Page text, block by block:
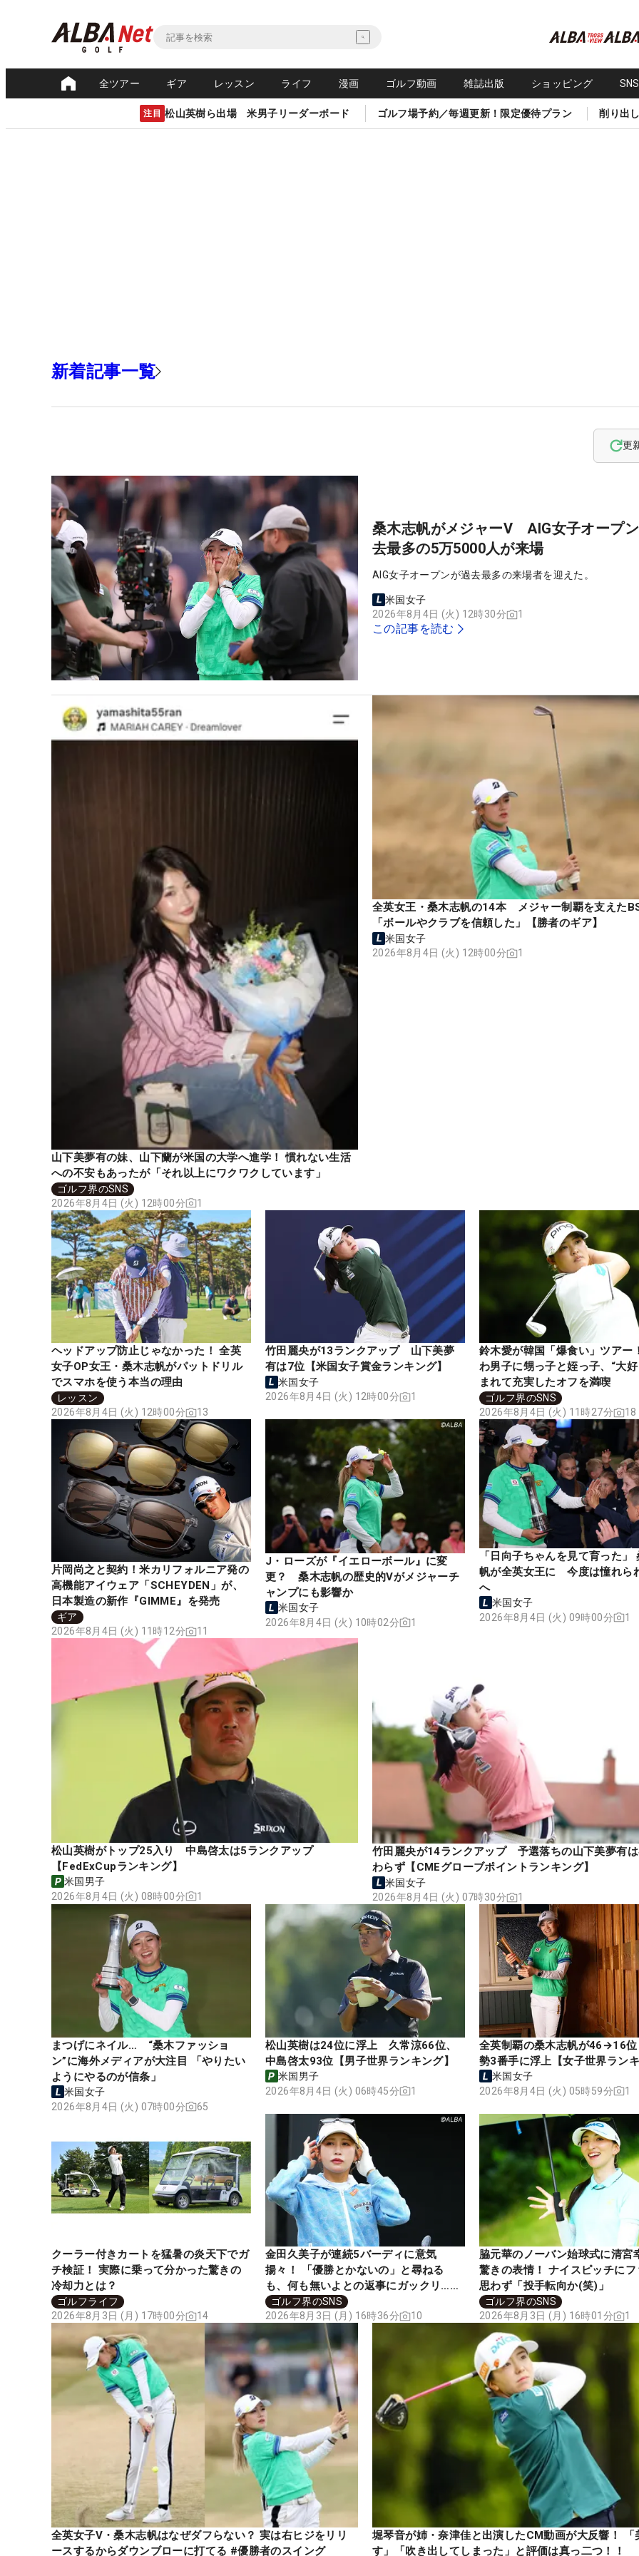
全ツアー ギア レッスン ライフ 漫画 ゴルフ動画 雑誌出版 ショッピング
注目 松山英樹ら出場 米男子リーダーボード ゴルフ場予約／毎週更新！限定優待プラン 削り出
新着記事一覧
更
桑木志帆がメジャーV AIG女子オープ
去最多の5万5000人が来場
AIG女子オープンが過去最多の来場者を迎えた。
米国女子
2026年8月4日 (火) 12時30分
1
この記事を読む
山下美夢有の妹、山下蘭が米国の大学へ進学！ 慣れない生活
への不安もあったが「それ以上にワクワクしています」
ゴルフ界のSNS
2026年8月4日 (火) 12時00分
1
全英女王・桑木志帆の14本 メジャー制覇を支えた
「ボールやクラブを信頼した」【勝者のギア】
米国女子
2026年8月4日 (火) 12時00分
1
ヘッドアップ防止じゃなかった！ 全英
女子OP女王・桑木志帆がパットドリル
でスマホを使う本当の理由
レッスン
2026年8月4日 (火) 12時00分
13
竹田麗央が13ランクアップ 山下美夢
有は7位【米国女子賞金ランキング】
米国女子
2026年8月4日 (火) 12時00分
1
鈴木愛が韓国「爆食い」ツアー
わ男子に甥っ子と姪っ子、“大
まれて充実したオフを満喫
ゴルフ界のSNS
2026年8月4日 (火) 11時27分
18
片岡尚之と契約！米カリフォルニア発の
高機能アイウェア「SCHEYDEN」が、
日本製造の新作『GIMME』を発売
ギア
2026年8月4日 (火) 11時12分
11
J・ローズが『イエローボール』に変
更？ 桑木志帆の歴史的Vがメジャーチ
ャンプにも影響か
米国女子
2026年8月4日 (火) 10時02分
1
「日向子ちゃんを見て育った」
帆が全英女王に 今度は憧れら
へ
米国女子
2026年8月4日 (火) 09時00分
1
松山英樹がトップ25入り 中島啓太は5ランクアップ
【FedExCupランキング】
米国男子
2026年8月4日 (火) 08時00分
1
竹田麗央が14ランクアップ 予選落ちの山下美夢有
わらず【CMEグローブポイントランキング】
米国女子
2026年8月4日 (火) 07時30分
1
まつげにネイル… “桑木ファッショ
ン”に海外メディアが大注目 「やりたい
ようにやるのが信条」
米国女子
2026年8月4日 (火) 07時00分
65
松山英樹は24位に浮上 久常涼66位、
中島啓太93位【男子世界ランキング】
米国男子
2026年8月4日 (火) 06時45分
1
全英制覇の桑木志帆が46→16
勢3番手に浮上【女子世界ラン
米国女子
2026年8月4日 (火) 05時59分
1
クーラー付きカートを猛暑の炎天下でガ
チ検証！ 実際に乗って分かった驚きの
冷却力とは？
ゴルフライフ
2026年8月3日 (月) 17時00分
14
金田久美子が連続5バーディに意気
揚々！ 「優勝とかないの」と尋ねる
も、何も無いよとの返事にガックリ……
ゴルフ界のSNS
2026年8月3日 (月) 16時36分
10
脇元華のノーバン始球式に清宮
驚きの表情！ ナイスピッチにフ
思わず「投手転向か(笑)」
ゴルフ界のSNS
2026年8月3日 (月) 16時01分
1
全英女子V・桑木志帆はなぜダフらない？ 実は右ヒジをリリ
ースするからダウンブローに打てる #優勝者のスイング
堀琴音が姉・奈津佳と出演したCM動画が大反響！ 「
す」「吹き出してしまった」と評価は真っ二つ！！